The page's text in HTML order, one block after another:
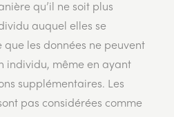
qu’il ne soit plus
auquel elles se
les données ne peuvent
individu, même en ayant
supplémentaires. Les
pas considérées comme